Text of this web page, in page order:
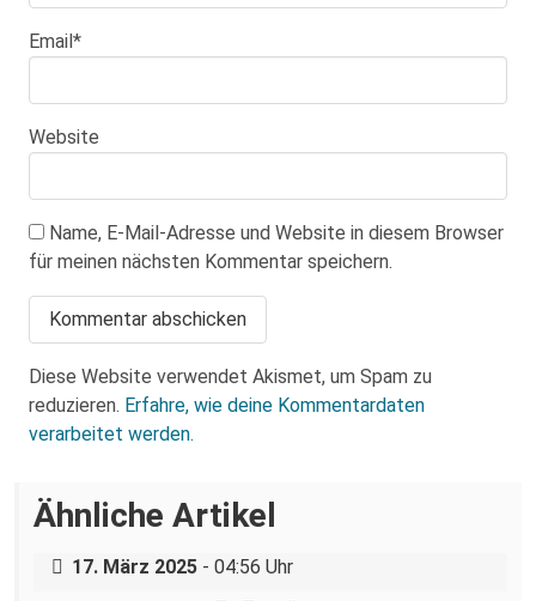
Email *
Website
Name, E-Mail-Adresse und Website in diesem Browser
für meinen nächsten Kommentar speichern.
Diese Website verwendet Akismet, um Spam zu
reduzieren. Erfahre, wie deine Kommentardaten
verarbeitet werden.
Ähnliche Artikel
Holocaustgedenktag in Coswig bei
17. März 2025 - 04:56 Uhr
„Teilhabe ist nicht verhandelbar“–